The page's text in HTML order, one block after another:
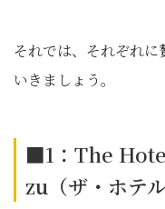
それでは、それぞれ
いきましょう。
■1：The
zu（ザ・ホテ